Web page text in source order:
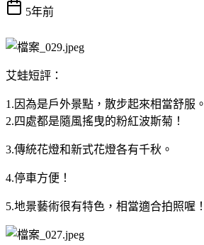
5年前
艾蛙短評：
1.因為是戶外景點，散步起來相當舒服。
2.四處都是隨風搖曳的粉紅波斯菊！
3.傳統花燈和新式花燈各有千秋。
4.停車方便！
5.地景藝術很有特色，相當適合拍照喔！